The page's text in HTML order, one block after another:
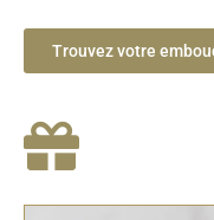
Trouvez votre